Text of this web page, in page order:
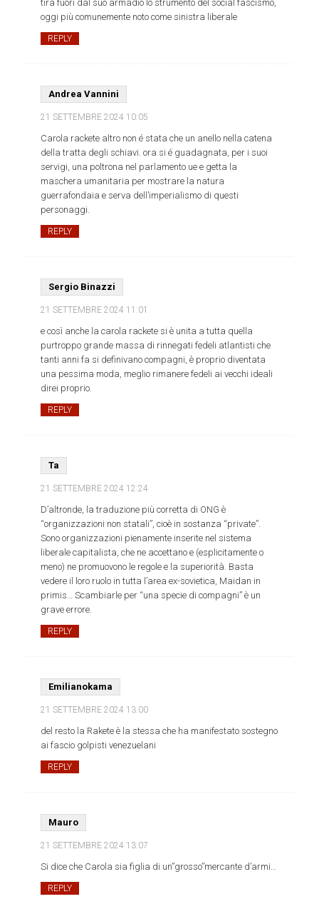
tira fuori dal suo armadio lo strumento del social fascismo,
oggi più comunemente noto come sinistra liberale
REPLY
Andrea Vannini
21 SETTEMBRE 2024 10:05
Carola rackete altro non é stata che un anello nella catena
della tratta degli schiavi. ora si é guadagnata, per i suoi
servigi, una poltrona nel parlamento ue e getta la
maschera umanitaria per mostrare la natura
guerrafondaia e serva dell’imperialismo di questi
personaggi.
REPLY
Sergio Binazzi
21 SETTEMBRE 2024 11:01
e così anche la carola rackete si è unita a tutta quella
purtroppo grande massa di rinnegati fedeli atlantisti che
tanti anni fa si definivano compagni, è proprio diventata
una pessima moda, meglio rimanere fedeli ai vecchi ideali
direi proprio.
REPLY
Ta
21 SETTEMBRE 2024 12:24
D’altronde, la traduzione più corretta di ONG è
“organizzazioni non statali”, cioè in sostanza “private”.
Sono organizzazioni pienamente inserite nel sistema
liberale capitalista, che ne accettano e (esplicitamente o
meno) ne promuovono le regole e la superiorità. Basta
vedere il loro ruolo in tutta l’area ex-sovietica, Maidan in
primis… Scambiarle per “una specie di compagni” è un
grave errore.
REPLY
Emilianokama
21 SETTEMBRE 2024 13:00
del resto la Rakete è la stessa che ha manifestato sostegno
ai fascio golpisti venezuelani
REPLY
Mauro
21 SETTEMBRE 2024 13:07
Si dice che Carola sia figlia di un”grosso”mercante d’armi…
REPLY